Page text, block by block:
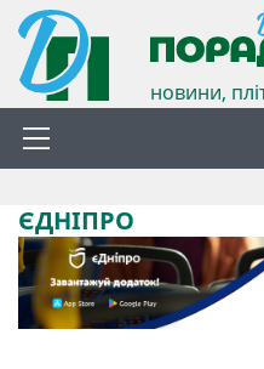
новини,
ЄДНІПРО